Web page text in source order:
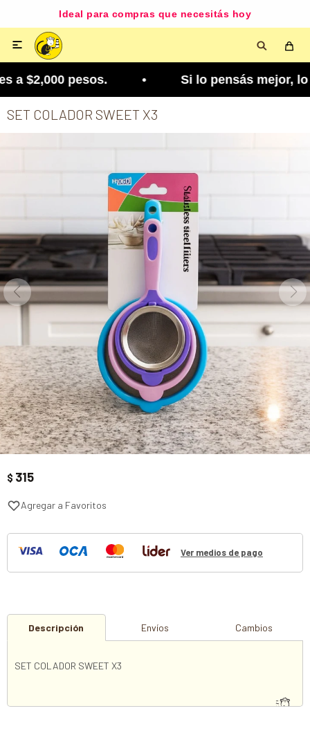
Ideal para compras que necesitás hoy

a $2,000 pesos. • Si lo pensás mejor, lo
SET COLADOR SWEET X3
$ 315
Ver medios de pago
Descripción Envíos Cambios
SET COLADOR SWEET X3